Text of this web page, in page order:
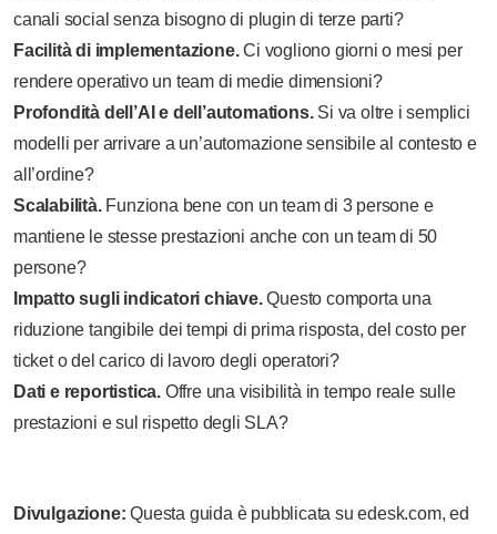
canali social senza bisogno di plugin di terze parti?
Facilità di implementazione.Ci vogliono giorni o mesi per
rendere operativo un team di medie dimensioni?
Profondità dell’AI e dell’automations.Si va oltre i semplici
modelli per arrivare a un’automazione sensibile al contesto e
all’ordine?
Scalabilità.Funziona bene con un team di 3 persone e
mantiene le stesse prestazioni anche con un team di 50
persone?
Impatto sugli indicatori chiave.Questo comporta una
riduzione tangibile dei tempi di prima risposta, del costo per
ticket o del carico di lavoro degli operatori?
Dati e reportistica. Offre una visibilità in tempo reale sulle
prestazioni e sul rispetto degli SLA?
Divulgazione: Questa guida è pubblicata su edesk.com, ed